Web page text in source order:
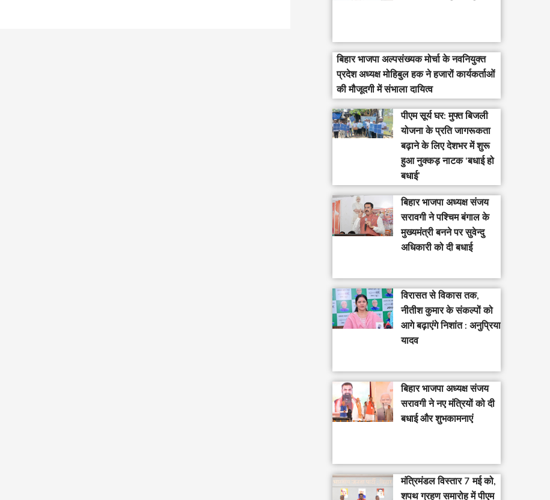
बिहार भाजपा अल्पसंख्यक मोर्चा के नवनियुक्त
प्रदेश अध्यक्ष मोहिबुल हक ने हजारों कार्यकर्ताओं
की मौजूदगी में संभाला दायित्व
पीएम सूर्य घर: मुफ्त बिजली
योजना के प्रति जागरूकता
बढ़ाने के लिए देशभर में शुरू
हुआ नुक्कड़ नाटक ‘बधाई हो
बधाई’
‎बिहार भाजपा अध्यक्ष संजय
सरावगी ने पश्चिम बंगाल के
मुख्यमंत्री बनने पर सुवेन्दु
अधिकारी को दी बधाई
विरासत से विकास तक,
नीतीश कुमार के संकल्पों को
आगे बढ़ाएंगे निशांत : अनुप्रिया
यादव
बिहार भाजपा अध्यक्ष संजय
सरावगी ने नए मंत्रियों को दी
बधाई और शुभकामनाएं
मंत्रिमंडल विस्तार 7 मई को,
शपथ ग्रहण समारोह में पीएम